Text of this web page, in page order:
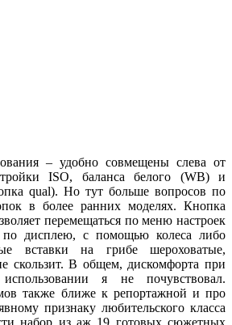
– удобно совмещены слева от
ISO, баланса белого (WB) и
qual). Но тут больше вопросов по
в более ранних моделях. Кнопка
перемещаться по меню настроек
по дисплею, с помощью колеса либо
вставки на грибе шероховатые,
скользит. В общем, дискомфорта при
использовании я не почувствовал.
также ближе к репортажной и про
признаку любительского класса
набор из аж 19 готовых сюжетных